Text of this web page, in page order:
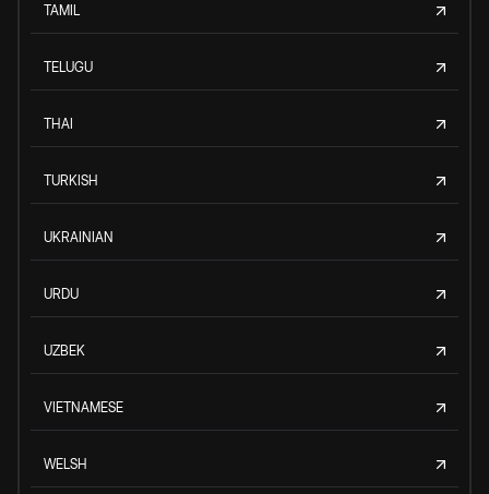
TAMIL
TELUGU
THAI
TURKISH
UKRAINIAN
URDU
UZBEK
VIETNAMESE
WELSH